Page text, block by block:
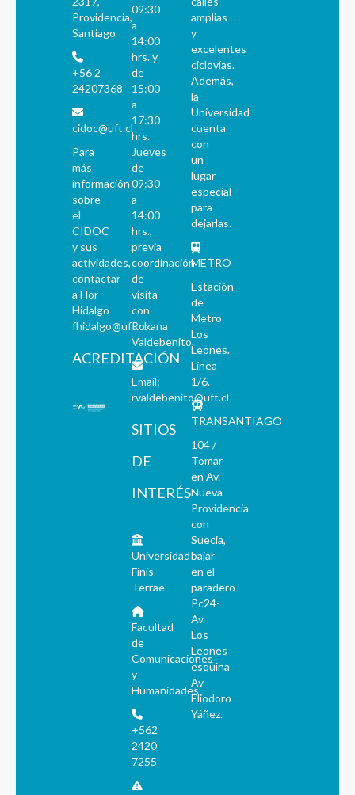
Providencia,
Santiago
+56 2
24207368
cidoc@uft.cl
Para
más
información
sobre
el
CIDOC
y sus
actividades,
contactar
a Flor
Hidalgo
fhidalgo@uft.cl
ACREDITACIÓN
09:30
a
14:00
hrs. y
de
15:00
a
17:30
hrs.
Jueves
de
09:30
a
14:00
hrs.,
previa
coordinación
de
visita
con
Roxana
Valdebenito.
Email:
rvaldebenito@uft.cl
SITIOS
DE
INTERÉS
Universidad
Finis
Terrae
Facultad
de
Comunicaciones
y
Humanidades
+562
2420
7255
amplias
y
excelentes
ciclovías.
Además,
la
Universidad
cuenta
con
un
lugar
especial
para
dejarlas.
METRO
Estación
de
Metro
Los
Leones.
Línea
1/6.
TRANSANTIAGO
104 /
Tomar
en Av.
Nueva
Providencia
con
Suecia,
bajar
en el
paradero
Pc24-
Av.
Los
Leones
esquina
Av
Eliodoro
Yáñez.